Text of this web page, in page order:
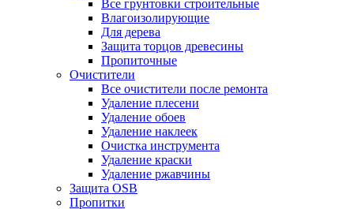
Все грунтовки строительные
Влагоизолирующие
Для дерева
Защита торцов древесины
Пропиточные
Очистители
Все очистители после ремонта
Удаление плесени
Удаление обоев
Удаление наклеек
Очистка инструмента
Удаление краски
Удаление ржавчины
Защита OSB
Пропитки